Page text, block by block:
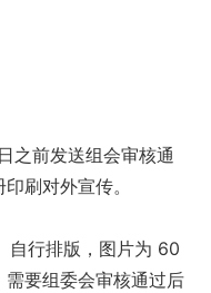
之前发送组会审核通
刷对外宣传。
自行排版，图片为 60
要组委会审核通过后